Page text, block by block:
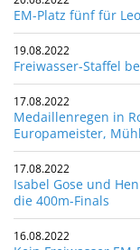
EM-Platz fünf für
19.08.2022
Freiwasser-Staffel
17.08.2022
Medaillenregen in
Europameister,
17.08.2022
Isabel Gose und
die 400m-Finals
16.08.2022